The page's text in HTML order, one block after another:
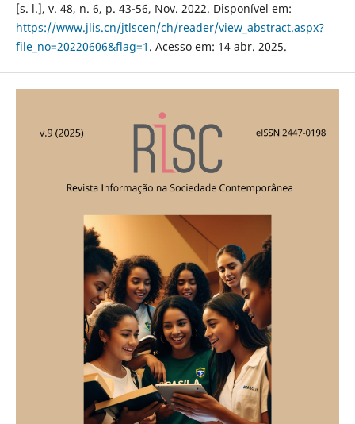
[s. l.], v. 48, n. 6, p. 43-56, Nov. 2022. Disponível em:
https://www.jlis.cn/jtlscen/ch/reader/view_abstract.aspx?
file_no=20220606&flag=1 . Acesso em: 14 abr. 2025.